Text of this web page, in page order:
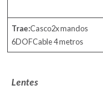
Trae:Casco2x mandos
6DOFCable 4 metros
Lentes